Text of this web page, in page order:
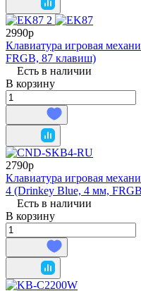
2990р
Клавиатура игровая
FRGB, 87 клавиш)
Есть в наличии
В корзину
2790р
Клавиатура игровая
4 (Drinkey Blue, 4 мм,
Есть в наличии
В корзину